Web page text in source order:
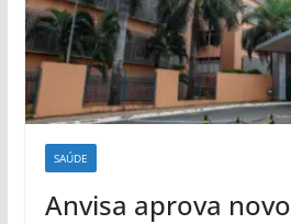
SAÚDE
Anvisa aprova novo